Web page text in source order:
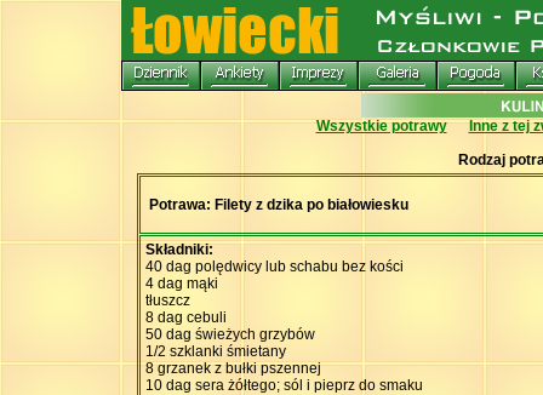
Wszystkie potrawy
Inne z tej
Rodzaj
Potrawa: Filety z dzika po białowiesku
Składniki:
40 dag polędwicy lub schabu bez kości
4 dag mąki
tłuszcz
8 dag cebuli
50 dag świeżych grzybów
1/2 szklanki śmietany
8 grzanek z bułki pszennej
10 dag sera żółtego; sól i pieprz do smaku